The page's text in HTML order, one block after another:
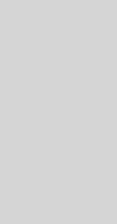
AWS, GCP i
kosztów,
Badania,
Projekt,